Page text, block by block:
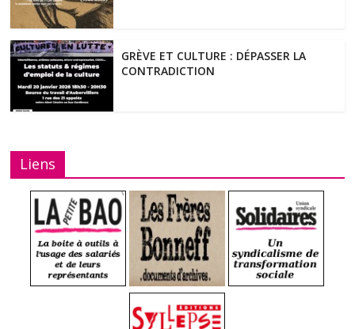
GRÈVE ET CULTURE : DÉPASSER LA
CONTRADICTION
Liens